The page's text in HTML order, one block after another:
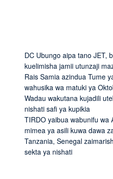
DC Ubungo aipa tano JET,
kuelimisha jamii utunzaji
Rais Samia azindua Tume
wahusika wa matuki ya
Wadau wakutana kujadili
nishati safi ya kupikia
TIRDO yaibua wabunifu wa
mimea ya asili kuwa dawa
Tanzania, Senegal
sekta ya nishati